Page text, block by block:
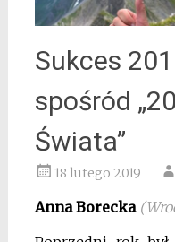
Sukces
spośród
Świata”
18 lutego 2019
Anna Borecka